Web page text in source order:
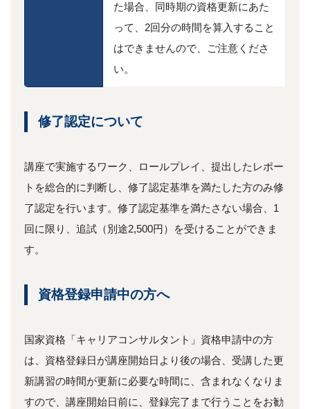
た場合、同時期の資格更新にあた
って、2回分の時間を算入すること
はできませんので、ご注意くださ
い。
修了認定について
講座で実施するワーク、ロールプレイ、提出したレポー
トを総合的に判断し、修了認定基準を満たした方のみ修
了認定を行います。修了認定基準を満たさない場合、1
回に限り、追試（別途2,500円）を受けることができま
す。
資格登録申請中の方へ
国家資格「キャリアコンサルタント」資格申請中の方
は、資格登録日が講座開始日より後の場合、受講した更
新講習の時間が更新に必要な時間に、含まれなくなりま
すので、講座開始日前に、登録完了まで行うことをお勧